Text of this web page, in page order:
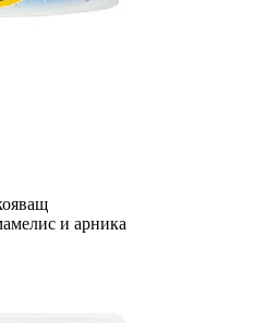
и арника